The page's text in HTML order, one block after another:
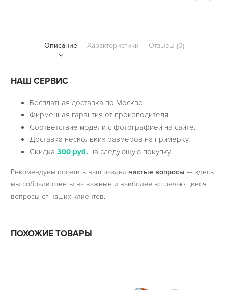
Описание Характеристики Отзывы (0)
НАШ СЕРВИС
Бесплатная доставка по Москве.
Фирменная гарантия от производителя.
Соответствие модели с фотографией на сайте.
Доставка нескольких размеров на примерку.
Скидка300 руб. на следующую покупку.
Рекомендуем посетить наш раздел частые вопросы — здесь
мы собрали ответы на важные и наиболее встречающиеся
вопросы от наших клиентов.
ПОХОЖИЕ ТОВАРЫ